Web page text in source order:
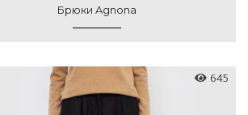
Брюки Agnona
645